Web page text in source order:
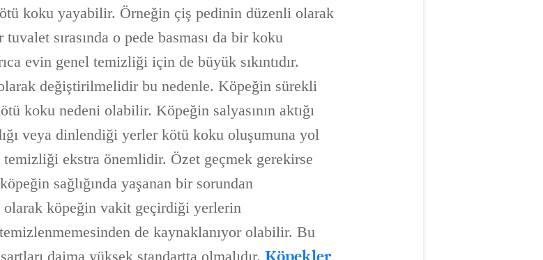
koku yayabilir. Örneğin çiş pedinin düzenli olarak
sırasında o pede basması da bir koku
evin genel temizliği için de büyük sıkıntıdır.
değiştirilmelidir bu nedenle. Köpeğin sürekli
koku nedeni olabilir. Köpeğin salyasının aktığı
veya dinlendiği yerler kötü koku oluşumuna yol
ekstra önemlidir. Özet geçmek gerekirse
sağlığında yaşanan bir sorundan
köpeğin vakit geçirdiği yerlerin
temizlenmemesinden de kaynaklanıyor olabilir. Bu
daima yüksek standartta olmalıdır. Köpekler